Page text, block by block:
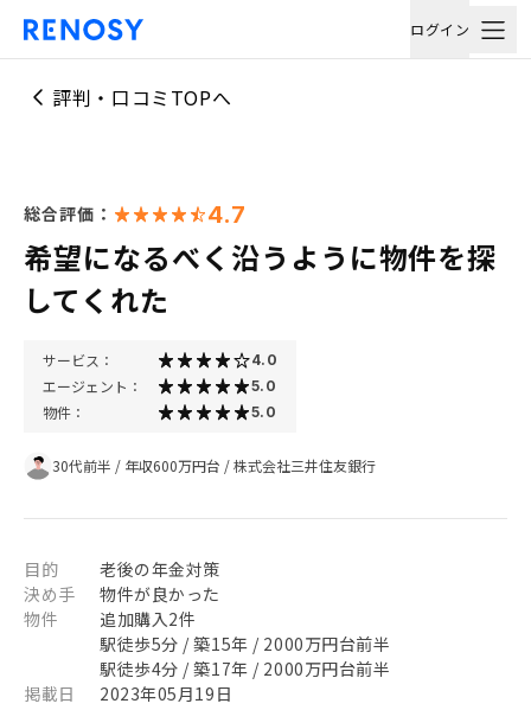
ログイン
評判・口コミTOPへ
総合評価： 4.7
希望になるべく沿うように物件を探
してくれた
サービス： 4.0
エージェント： 5.0
物件： 5.0
30代前半 / 年収600万円台 /株式会社三井住友銀行
目的
老後の年金対策
決め手
物件が良かった
物件
追加購入2件
駅徒歩5分 / 築15年 / 2000万円台前半
駅徒歩4分 / 築17年 / 2000万円台前半
掲載日
2023年05月19日